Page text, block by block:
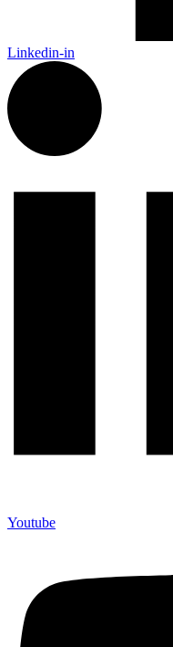
Linkedin-in
Youtube